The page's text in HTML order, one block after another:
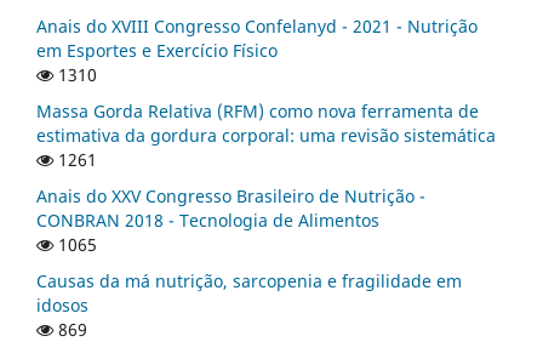
Anais do XVIII Congresso Confelanyd - 2021 - Nutrição
em Esportes e Exercício Físico
1310
Massa Gorda Relativa (RFM) como nova ferramenta de
estimativa da gordura corporal: uma revisão sistemática
1261
Anais do XXV Congresso Brasileiro de Nutrição -
CONBRAN 2018 - Tecnologia de Alimentos
1065
Causas da má nutrição, sarcopenia e fragilidade em
idosos
869